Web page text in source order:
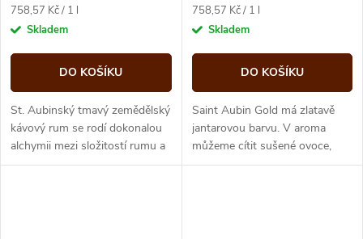
Měrná
cena:
758,57 Kč / 1 l
Skladem
DO KOŠÍKU
St. Aubinský tmavý zemědělský
kávový rum se rodí dokonalou
alchymii mezi složitostí rumu a
intenzivní chutí kávy z oblasti
Měrná
cena:
758,57 Kč / 1 l
Skladem
DO KOŠÍKU
Saint Aubin Gold má zlatavě
jantarovou barvu. V aroma
můžeme cítit sušené ovoce,
pražené mandle a vanilku. Chuť